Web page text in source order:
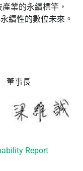
業的永續標竿，
續性的數位未來。
Report